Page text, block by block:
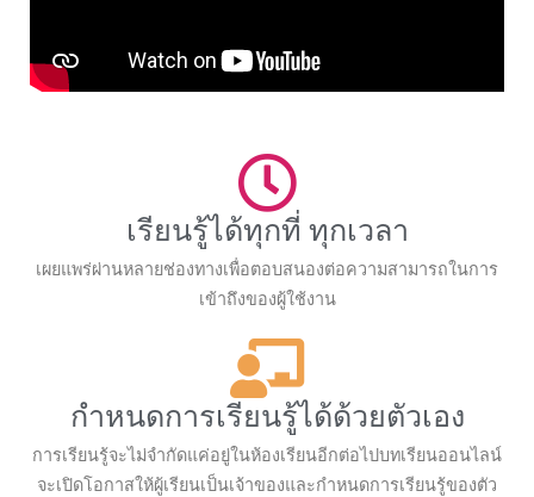
เรียนรู้ได้ทุกที่ ทุกเวลา
เผยแพร่ผ่านหลายช่องทางเพื่อตอบสนองต่อความสามารถในการ
เข้าถึงของผู้ใช้งาน
กำหนดการเรียนรู้ได้ด้วยตัวเอง
การเรียนรู้จะไม่จำกัดแค่อยู่ในห้องเรียนอีกต่อไปบทเรียนออนไลน์
จะเปิดโอกาสให้ผู้เรียนเป็นเจ้าของและกำหนดการเรียนรู้ของตัว